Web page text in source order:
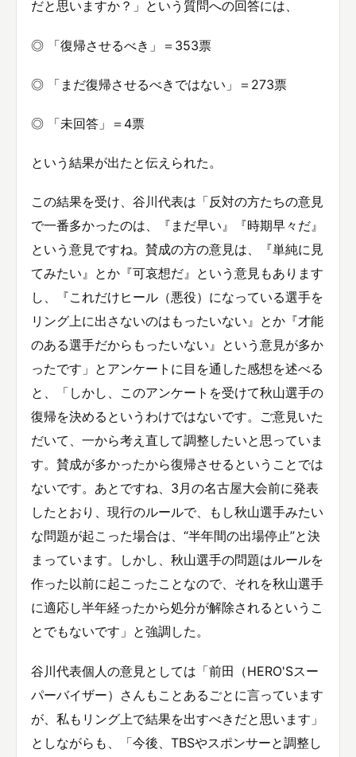
だと思いますか？」という質問への回答には、
◎ 「復帰させるべき」＝353票
◎ 「まだ復帰させるべきではない」＝273票
◎ 「未回答」＝4票
という結果が出たと伝えられた。
この結果を受け、谷川代表は「反対の方たちの意見
で一番多かったのは、『まだ早い』『時期早々だ』
という意見ですね。賛成の方の意見は、『単純に見
てみたい』とか『可哀想だ』という意見もあります
し、『これだけヒール（悪役）になっている選手を
リング上に出さないのはもったいない』とか『才能
のある選手だからもったいない』という意見が多か
ったです」とアンケートに目を通した感想を述べる
と、「しかし、このアンケートを受けて秋山選手の
復帰を決めるというわけではないです。ご意見いた
だいて、一から考え直して調整したいと思っていま
す。賛成が多かったから復帰させるということでは
ないです。あとですね、3月の名古屋大会前に発表
したとおり、現行のルールで、もし秋山選手みたい
な問題が起こった場合は、“半年間の出場停止”と決
まっています。しかし、秋山選手の問題はルールを
作った以前に起こったことなので、それを秋山選手
に適応し半年経ったから処分が解除されるというこ
とでもないです」と強調した。
谷川代表個人の意見としては「前田（HERO'Sスー
パーバイザー）さんもことあるごとに言っています
が、私もリング上で結果を出すべきだと思います」
としながらも、「今後、TBSやスポンサーと調整し